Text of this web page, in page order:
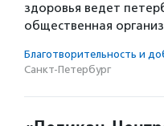
здоровья ведет
общественная
Благотвори­тель­ность и
Санкт-Петербург